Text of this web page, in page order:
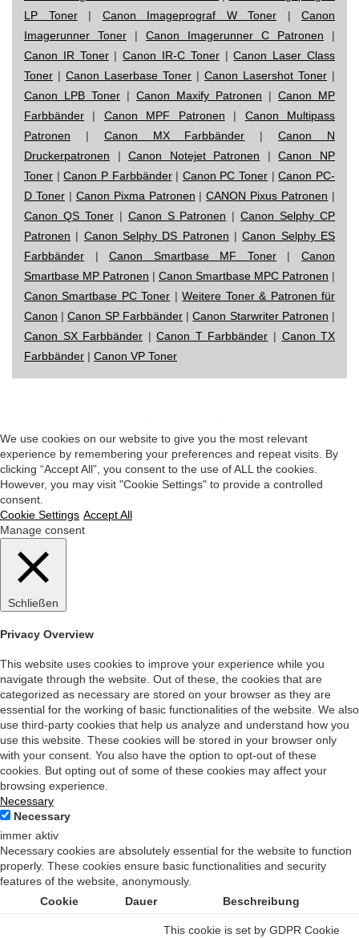
LP Toner| Canon Imageprograf W Toner | Canon
Imagerunner Toner | Canon Imagerunner C Patronen |
Canon IR Toner|Canon IR-C Toner|Canon Laser Class
Toner | Canon Laserbase Toner | Canon Lasershot Toner |
Canon LPB Toner | Canon Maxify Patronen | Canon MP
Farbbänder | Canon MPF Patronen | Canon Multipass
Patronen | Canon MX Farbbänder |Canon N
Druckerpatronen |Canon Notejet Patronen |Canon NP
Toner |Canon P Farbbänder| Canon PC Toner |Canon PC-
D Toner| Canon Pixma Patronen |CANON Pixus Patronen |
Canon QS Toner| Canon S Patronen |Canon Selphy CP
Patronen | Canon Selphy DS Patronen |Canon Selphy ES
Farbbänder |Canon Smartbase MF Toner|Canon
Smartbase MP Patronen | Canon Smartbase MPC Patronen |
Canon Smartbase PC Toner |Weitere Toner & Patronen für
Canon |Canon SP Farbbänder|Canon Starwriter Patronen |
Canon SX Farbbänder |Canon T Farbbänder | Canon TX
Farbbänder | Canon VP Toner
We use cookies on our website to give you the most relevant
experience by remembering your preferences and repeat visits. By
clicking “Accept All”, you consent to the use of ALL the cookies.
However, you may visit "Cookie Settings" to provide a controlled
consent.
Cookie Settings Accept All
Manage consent
Schließen
Privacy Overview
This website uses cookies to improve your experience while you
navigate through the website. Out of these, the cookies that are
categorized as necessary are stored on your browser as they are
essential for the working of basic functionalities of the website. We also
use third-party cookies that help us analyze and understand how you
use this website. These cookies will be stored in your browser only
with your consent. You also have the option to opt-out of these
cookies. But opting out of some of these cookies may affect your
browsing experience.
Necessary
Necessary
immer aktiv
Necessary cookies are absolutely essential for the website to function
properly. These cookies ensure basic functionalities and security
features of the website, anonymously.
Cookie
Dauer Beschreibung
This cookie is set by GDPR Cookie